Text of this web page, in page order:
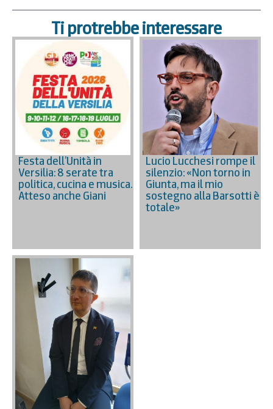
Ti protrebbe interessare
Festa dell’Unità in
Versilia: 8 serate tra
politica, cucina e musica.
Atteso anche Giani
Lucio Lucchesi rompe il
silenzio: «Non torno in
Giunta, ma il mio
sostegno alla Barsotti è
totale»